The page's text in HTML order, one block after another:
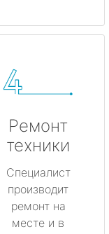
Ремонт
техники
Специалист
производит
ремонт на
месте и в